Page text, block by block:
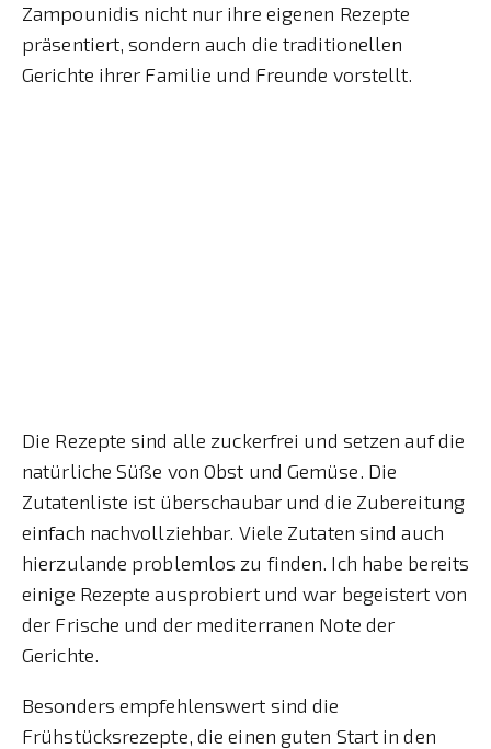
Zampounidis nicht nur ihre eigenen Rezepte
präsentiert, sondern auch die traditionellen
Gerichte ihrer Familie und Freunde vorstellt.
Die Rezepte sind alle zuckerfrei und setzen auf die
natürliche Süße von Obst und Gemüse. Die
Zutatenliste ist überschaubar und die Zubereitung
einfach nachvollziehbar. Viele Zutaten sind auch
hierzulande problemlos zu finden. Ich habe bereits
einige Rezepte ausprobiert und war begeistert von
der Frische und der mediterranen Note der
Gerichte.
Besonders empfehlenswert sind die
Frühstücksrezepte, die einen guten Start in den